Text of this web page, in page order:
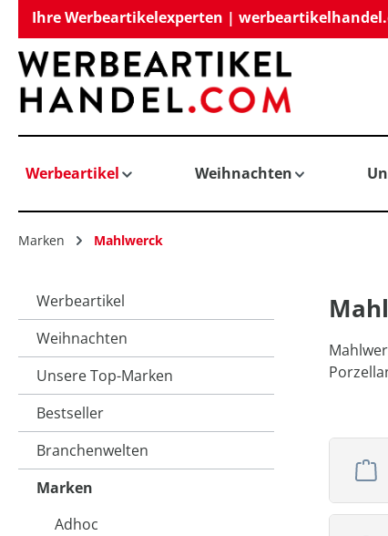
Zur Hauptnavigation springen
Ihre Werbeartikelexperten |
Werbeartikel Weihnachten
Marken Mahlwerck
Werbeartikel
Weihnachten
Unsere Top-Marken
Bestseller
Branchenwelten
Marken
Adhoc